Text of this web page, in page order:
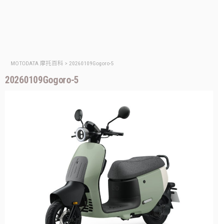
MOTODATA 摩托百科 > 20260109Gogoro-5
20260109Gogoro-5